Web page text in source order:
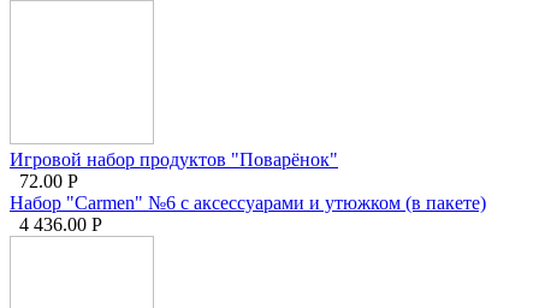
Игровой набор продуктов "Поварёнок"
72.00 Р
Набор "Carmen" №6 с аксессуарами и утюжком (в пакете)
4 436.00 Р